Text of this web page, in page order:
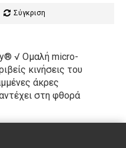
Σύγκριση
√ Ομαλή micro-
κινήσεις του
άκρες
αντέχει στη φθορά